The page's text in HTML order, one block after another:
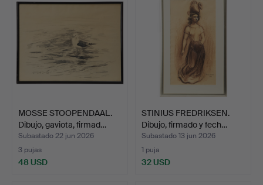
MOSSE STOOPENDAAL.
Dibujo, gaviota, firmad…
Subastado 22 jun 2026
3 pujas
48 USD
STINIUS FREDRIKSEN.
Dibujo, firmado y fech…
Subastado 13 jun 2026
1 puja
32 USD